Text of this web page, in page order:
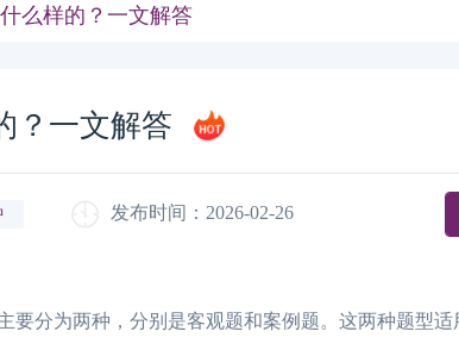
么样的？一文解答
？一文解答
发布时间：2026-02-26
要分为两种，分别是客观题和案例题。这两种题型